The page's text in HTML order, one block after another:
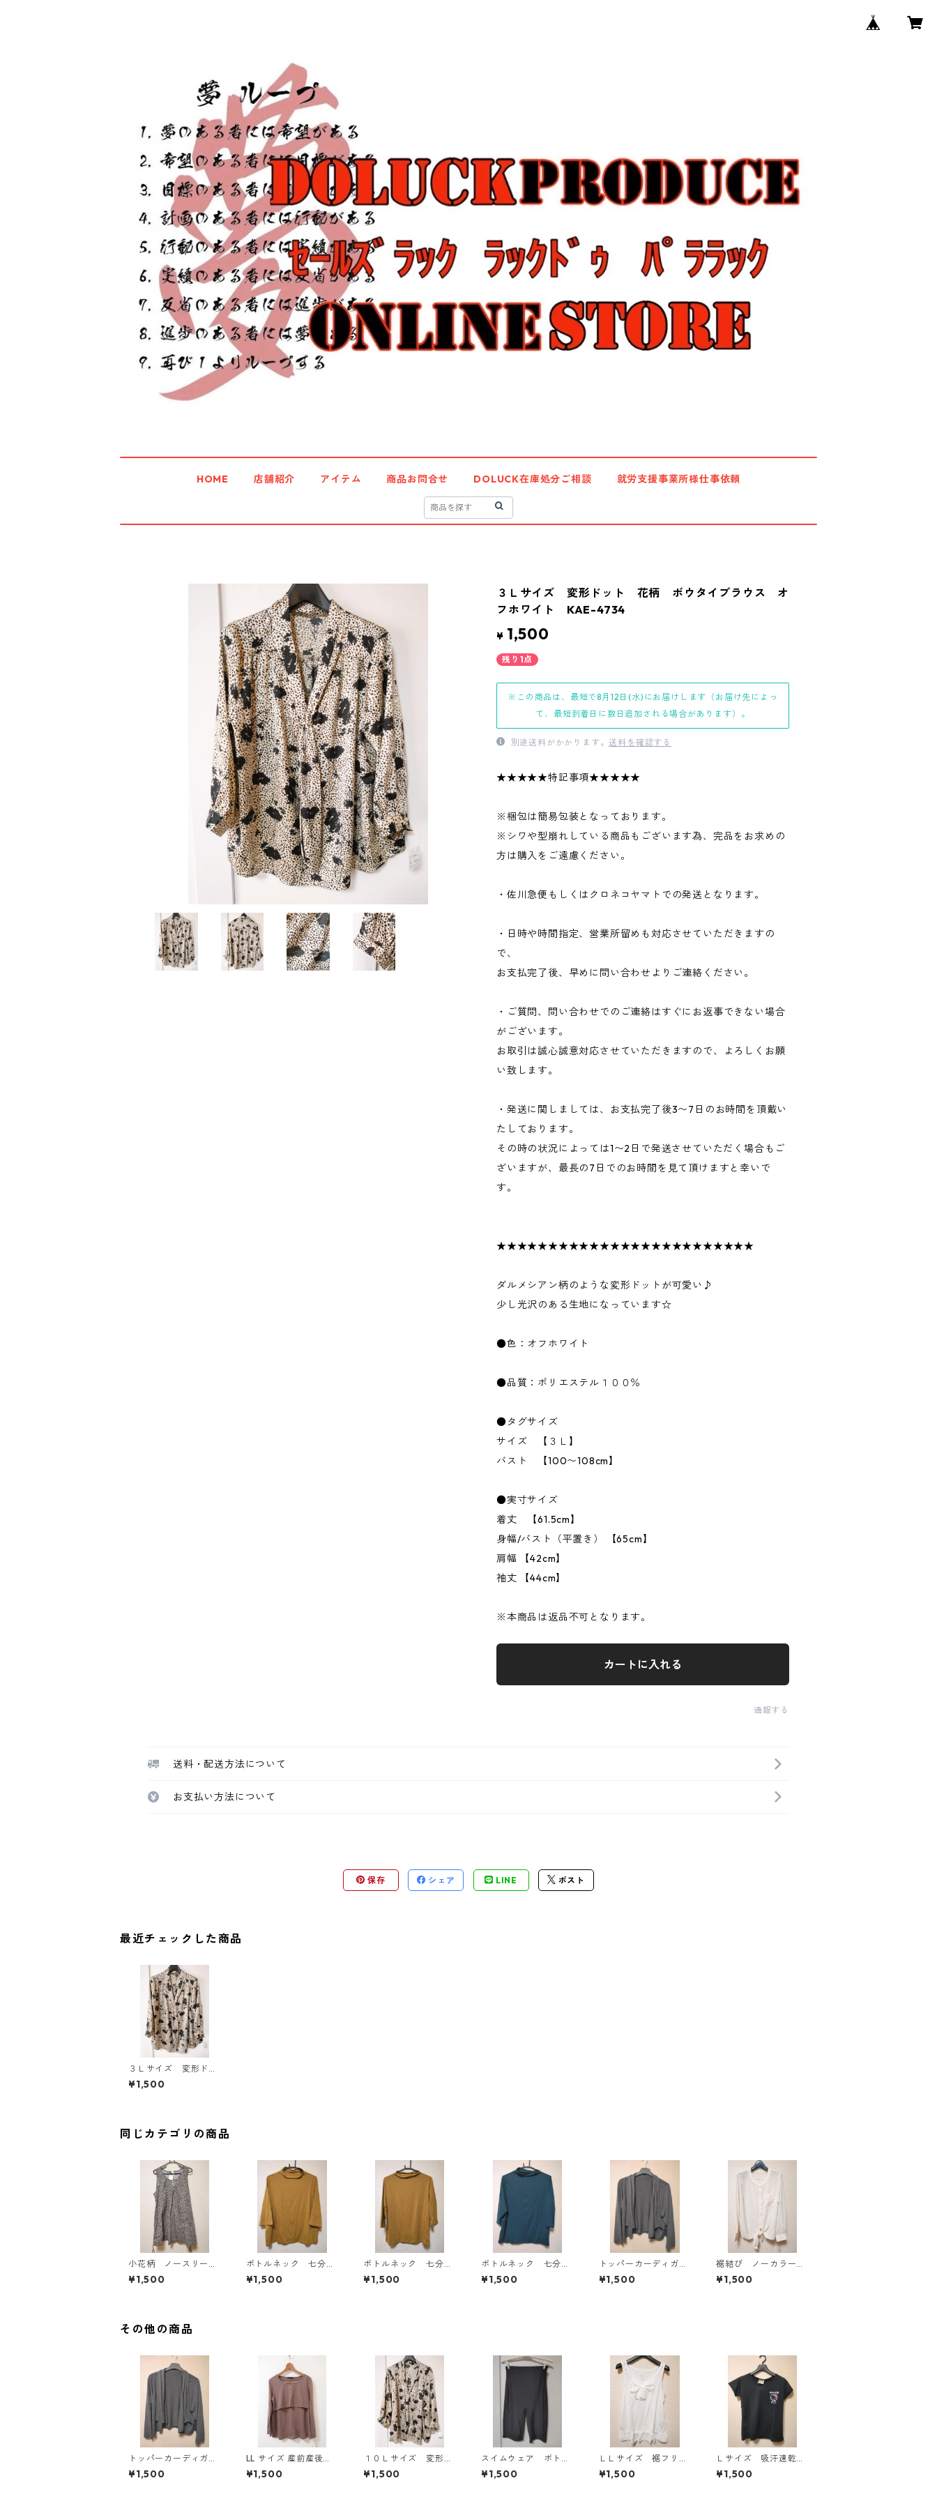
HOME 店舗紹介 アイテム 商品お問合せ DOLUCK在庫処分ご相談 就労支援事業所様仕事依頼
３Ｌサイズ 変形ドット 花柄 ボウタイブラウス オ
フホワイト KAE-4734
¥ 1,500
残り1点
※この商品は、最短で8月12日(水)にお届けします（お届け先によっ
て、最短到着日に数日追加される場合があります）。
別途送料がかかります。送料を確認する
★★★★★特記事項★★★★★
※梱包は簡易包装となっております。
※シワや型崩れしている商品もございます為、完品をお求めの
方は購入をご遠慮ください。
・佐川急便もしくはクロネコヤマトでの発送となります。
・日時や時間指定、営業所留めも対応させていただきますの
で、
お支払完了後、早めに問い合わせよりご連絡ください。
・ご質問、問い合わせでのご連絡はすぐにお返事できない場合
がございます。
お取引は誠心誠意対応させていただきますので、よろしくお願
い致します。
・発送に関しましては、お支払完了後3〜7日のお時間を頂戴い
たしております。
その時の状況によっては1〜2日で発送させていただく場合もご
ざいますが、最長の7日でのお時間を見て頂けますと幸いで
す。
★★★★★★★★★★★★★★★★★★★★★★★★★
ダルメシアン柄のような変形ドットが可愛い♪
少し光沢のある生地になっています☆
●色：オフホワイト
●品質：ポリエステル１００％
●タグサイズ
サイズ 【３Ｌ】
バスト 【100〜108cm】
●実寸サイズ
着丈 【61.5cm】
身幅/バスト（平置き） 【65cm】
肩幅 【42cm】
袖丈 【44cm】
※本商品は返品不可となります。
カートに入れる
通報する
送料・配送方法について
お支払い方法について
保存 シェア LINE ポスト
最近チェックした商品
３Ｌサイズ 変形ドッ
ト 花柄 ボウタイブ
ラウス オフホワイ
¥1,500
同じカテゴリの商品
小花柄 ノースリーブ
ワンピース ４Ｌ ブ
ラック KAE-4819
¥1,500
ボトルネック 七分袖
カットソー ４Ｌ マ
スタード KAE-4818
¥1,500
ボトルネック 七分袖
カットソー ４Ｌ マ
スタード KAE-4816
¥1,500
ボトルネック 七分袖
カットソー ４Ｌ テ
ィールグリーン KAE
¥1,500
トッパーカーディガ
ン ４Ｌ グレー K
AE-4814
¥1,500
裾結び ノーカラーブ
ラウス ３Ｌ アイボ
リー KAE-4813
¥1,500
その他の商品
トッパーカーディガ
ン ４Ｌ グレー K
AE-4814
¥1,500
LL サイズ 産前産後対
応 授乳口付き 長袖シ
ャツ マタニティ チャ
¥1,500
１０Ｌサイズ 変形ド
ット 花柄 ボウタイ
ブラウス オフホワイ
¥1,500
スイムウェア ボト
ム ３Ｌ ブラック
KAE-4563
¥1,500
ＬＬサイズ 裾フリ
ル リボン付きタンク
トップ オフホワイ
¥1,500
Ｌサイズ 吸汗速乾
抗菌防臭・消臭 ハロ
ーキティ ドライメッ
¥1,500